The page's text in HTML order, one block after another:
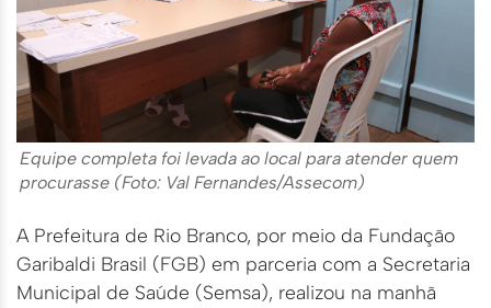
Equipe completa foi levada ao local para atender quem
procurasse (Foto: Val Fernandes/Assecom)
A Prefeitura de Rio Branco, por meio da Fundação
Garibaldi Brasil (FGB) em parceria com a Secretaria
Municipal de Saúde (Semsa), realizou na manhã